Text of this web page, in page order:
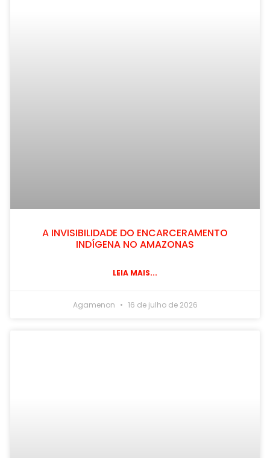
A INVISIBILIDADE DO ENCARCERAMENTO
INDÍGENA NO AMAZONAS
LEIA MAIS...
Agamenon 16 de julho de 2026